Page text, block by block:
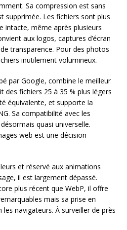
Sa compression est sans
supprimée. Les fichiers sont plus
intacte, même après plusieurs
aux logos, captures d’écran
transparence. Pour des photos
inutilement volumineux.
par Google, combine le meilleur
des fichiers 25 à 35 % plus légers
équivalente, et supporte la
Sa compatibilité avec les
quasi universelle.
web est une décision
et réservé aux animations
il est largement dépassé.
plus récent que WebP, il offre
mais sa prise en
navigateurs. À surveiller de près